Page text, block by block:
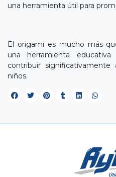
una herramienta útil para
El origami es mucho más
una herramienta
contribuir
niños.